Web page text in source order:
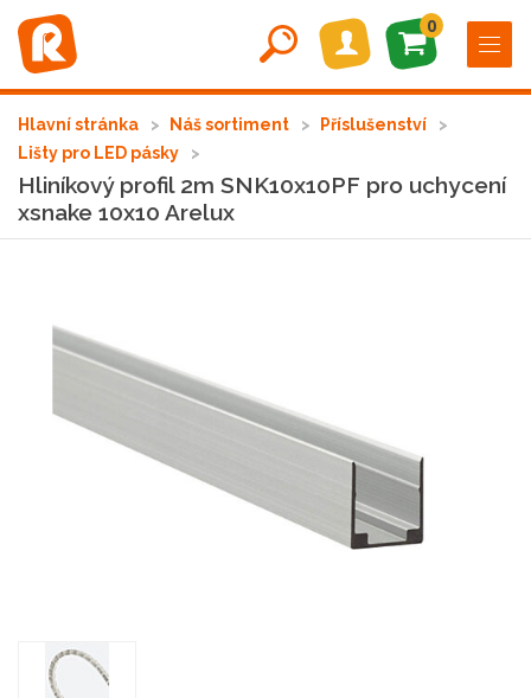
0
Hlavní stránka Náš sortiment
Příslušenství
Lišty pro LED pásky
Hliníkový profil 2m SNK10x10PF pro uchycení
xsnake 10x10 Arelux